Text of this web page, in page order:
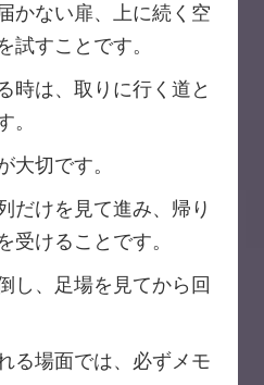
かない扉、上に続く空
試すことです。
時は、取りに行く道と
。
大切です。
だけを見て進み、帰り
受けることです。
し、足場を見てから回
る場面では、必ずメモ